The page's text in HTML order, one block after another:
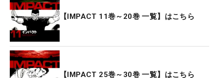
【IMPACT 11巻～20巻 一覧】はこちら
【IMPACT 25巻～30巻 一覧】はこちら